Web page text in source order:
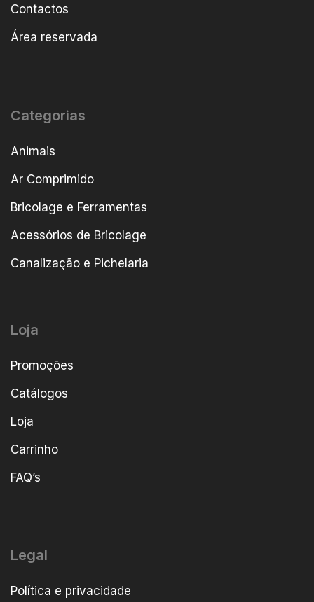
Contactos
Área reservada
Categorias
Animais
Ar Comprimido
Bricolage e Ferramentas
Acessórios de Bricolage
Canalização e Pichelaria
Loja
Promoções
Catálogos
Loja
Carrinho
FAQ’s
Legal
Política e privacidade